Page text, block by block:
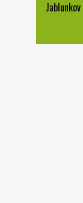
Jablunkov